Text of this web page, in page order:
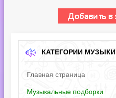
КАТЕГОРИИ МУЗЫКИ
Главная страница
Музыкальные подборки